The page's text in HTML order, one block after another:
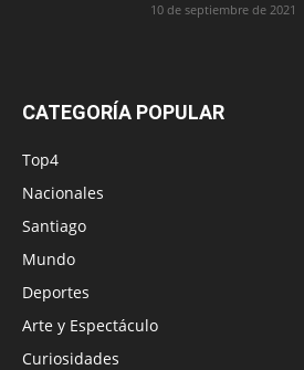
10 de septiembre de 2021
CATEGORÍA POPULAR
Top4
Nacionales
Santiago
Mundo
Deportes
Arte y Espectáculo
Curiosidades